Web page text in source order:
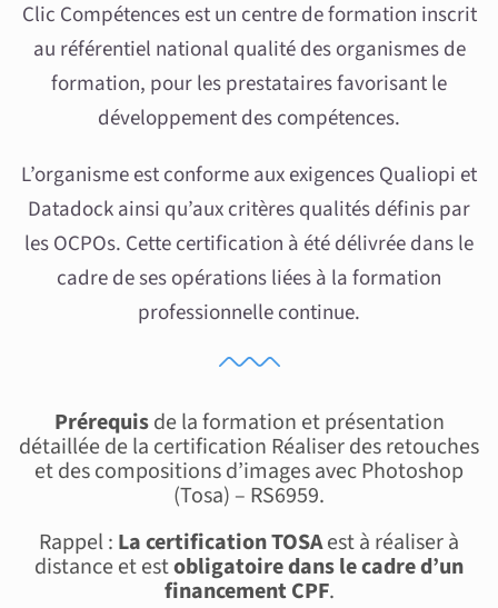
Clic Compétences est un centre de formation inscrit
au référentiel national qualité des organismes de
formation, pour les prestataires favorisant le
développement des compétences.
L’organisme est conforme aux exigences Qualiopi et
Datadock ainsi qu’aux critères qualités définis par
les OCPOs. Cette certification à été délivrée dans le
cadre de ses opérations liées à la formation
professionnelle continue.
Prérequisde la formation et présentation
détaillée de la certification Réaliser des retouches
et des compositions d’images avec Photoshop
(Tosa) – RS6959.
Rappel : La certification TOSAest à réaliser à
distance et estobligatoire dans le cadre d’un
financement CPF.